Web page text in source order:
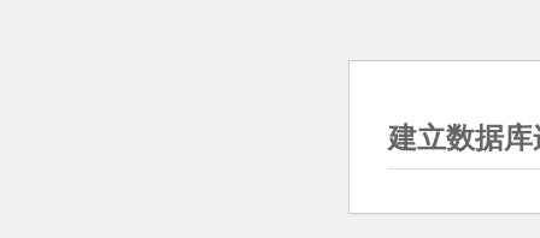
建立数据